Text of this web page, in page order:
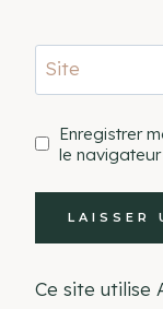
Site
Enregistrer
le
Ce site utilise